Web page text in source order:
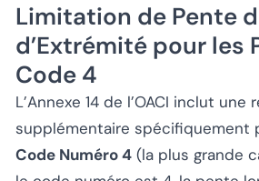
Limitation de Pente
d’Extrémité pour les
Code 4
L’Annexe 14 de l’OACI inclut une
supplémentaire spécifiquement
Code Numéro 4 (la plus grande